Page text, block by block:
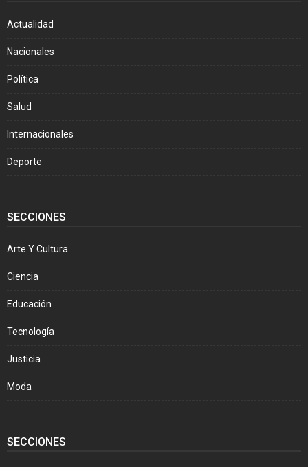
Actualidad
Nacionales
Política
Salud
Internacionales
Deporte
SECCIONES
Arte Y Cultura
Ciencia
Educación
Tecnología
Justicia
Moda
SECCIONES